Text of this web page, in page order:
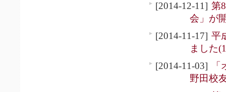
[2014-12-11] 第
会」が
[2014-11-17] 平
ました
[2014-11-03]
野田校